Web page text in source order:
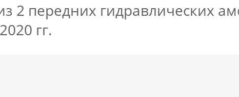
2 передних гидравлических
гг.